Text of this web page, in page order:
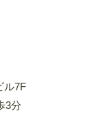
ル7F
3分